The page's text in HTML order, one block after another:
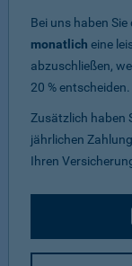
Bei uns haben
monatlich eine
abzuschließen,
20 % entscheiden.
Zusätzlich haben
jährlichen
Ihren